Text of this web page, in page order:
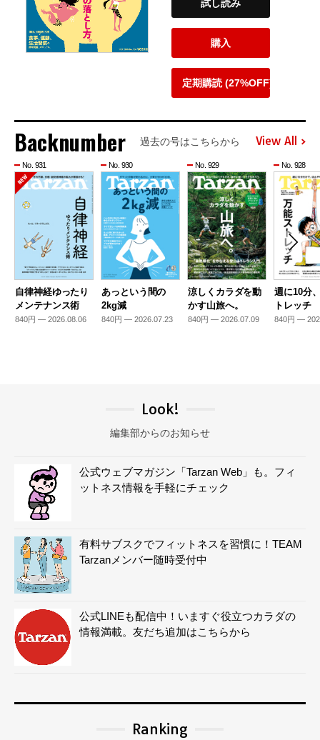
試し読み
購入
定期購読 (27%OFF)
Backnumber 過去の号はこちらから View All
No. 931
自律神経ゆったり
メンテナンス術
840円 — 2026.08.06
No. 930
あっという間の
2kg減
840円 — 2026.07.23
No. 929
涼しくカラダを動
かす山旅へ。
840円 — 2026.07.09
No. 928
週に10分
トレッチ
840円 —
Look!
編集部からのお知らせ
公式ウェブマガジン「Tarzan Web」も。フィ
ットネス情報を手軽にチェック
有料サブスクでフィットネスを習慣に！TEAM
Tarzanメンバー随時受付中
公式LINEも配信中！いますぐ役立つカラダの
情報満載。友だち追加はこちらから
Ranking